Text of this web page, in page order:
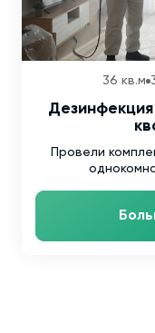
36 кв.м
Провели